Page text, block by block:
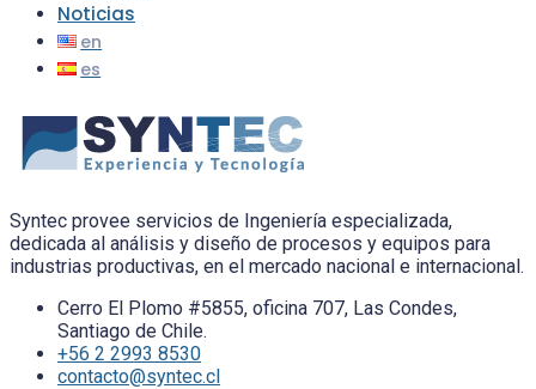
Noticias
Syntec provee servicios de Ingeniería especializada,
dedicada al análisis y diseño de procesos y equipos para
industrias productivas, en el mercado nacional e internacional.
Cerro El Plomo #5855, oficina 707, Las Condes,
Santiago de Chile.
+56 2 2993 8530
contacto@syntec.cl